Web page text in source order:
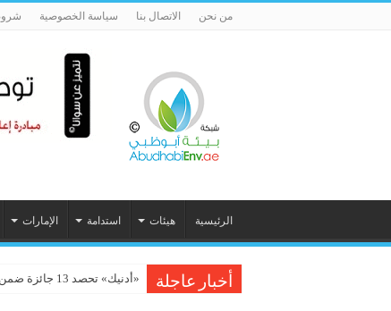
من نحن الاتصال بنا سياسة الخصوصية
الرئيسية هيئات استدامة الإمارات
أخبار عاجلة «أدنيك» تحصد 13 جائزة ضمن «ستيفي الشرق الأوسط وشمال أفريقيا 2026»